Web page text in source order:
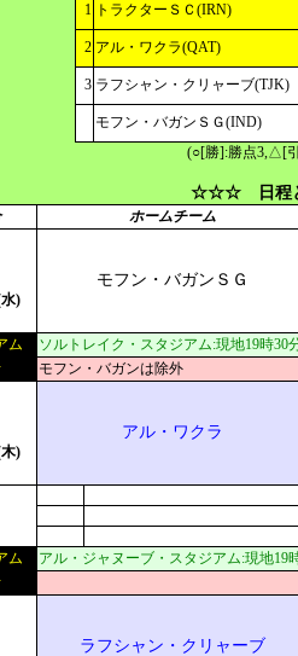
1 トラクターＳＣ(IRN)
2 アル・ワクラ(QAT)
3 ラフシャン・クリャーブ(TJK)
モフン・バガンＳＧ(IND)
(○[勝]:勝点3,△[
☆☆☆ 日程
ホームチーム
)
モフン・バガンＳＧ
ム
ソルトレイク・スタジアム:現地19時30
モフン・バガンは除外
)
アル・ワクラ
ム
アル・ジャヌーブ・スタジアム:現地19
ラフシャン・クリャーブ